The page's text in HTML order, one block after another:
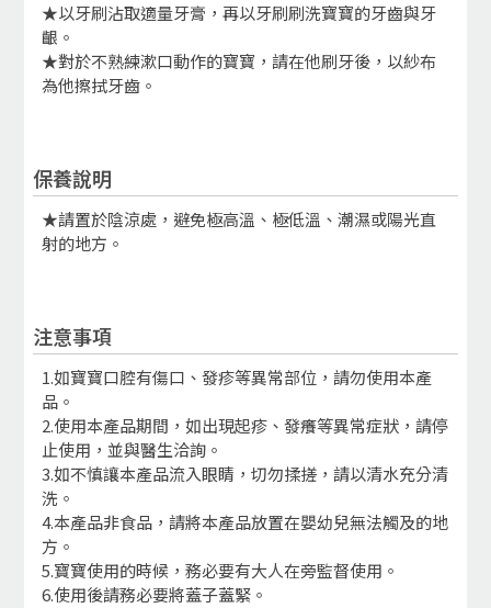
★以牙刷沾取適量牙膏，再以牙刷刷洗寶寶的牙齒與牙
齦。
★對於不熟練漱口動作的寶寶，請在他刷牙後，以紗布
為他擦拭牙齒。
保養說明
★請置於陰涼處，避免極高溫、極低溫、潮濕或陽光直
射的地方。
注意事項
1.如寶寶口腔有傷口、發疹等異常部位，請勿使用本產
品。
2.使用本產品期間，如出現起疹、發癢等異常症狀，請停
止使用，並與醫生洽詢。
3.如不慎讓本產品流入眼睛，切勿揉搓，請以清水充分清
洗。
4.本產品非食品，請將本產品放置在嬰幼兒無法觸及的地
方。
5.寶寶使用的時候，務必要有大人在旁監督使用。
6.使用後請務必要將蓋子蓋緊。